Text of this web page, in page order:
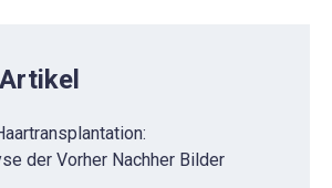
der Vorher Nachher Bilder